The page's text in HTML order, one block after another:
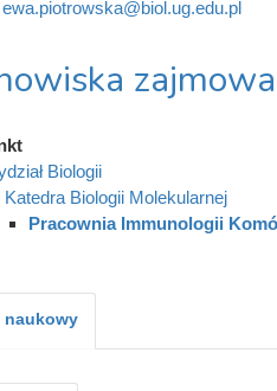
ewa.piotrowska@biol.ug.edu.pl
Biologii
Katedra Biologii Molekularnej
Pracownia Immunologii
naukowy